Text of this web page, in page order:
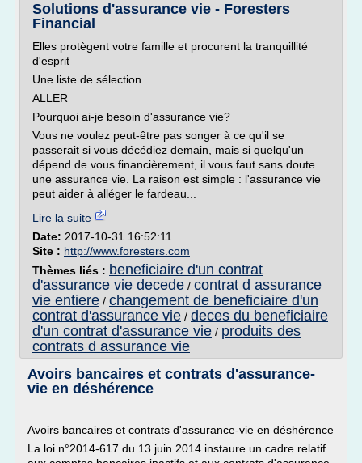
Solutions d'assurance vie - Foresters
Financial
Elles protègent votre famille et procurent la tranquillité
d'esprit
Une liste de sélection
ALLER
Pourquoi ai-je besoin d'assurance vie?
Vous ne voulez peut-être pas songer à ce qu'il se
passerait si vous décédiez demain, mais si quelqu'un
dépend de vous financièrement, il vous faut sans doute
une assurance vie. La raison est simple : l'assurance vie
peut aider à alléger le fardeau...
Lire la suite
Date: 2017-10-31 16:52:11
Site : http://www.foresters.com
Thèmes liés : beneficiaire d'un contrat
d'assurance vie decede / contrat d assurance
vie entiere / changement de beneficiaire d'un
contrat d'assurance vie / deces du beneficiaire
d'un contrat d'assurance vie / produits des
contrats d assurance vie
Avoirs bancaires et contrats d'assurance-
vie en déshérence
Avoirs bancaires et contrats d'assurance-vie en déshérence
La loi n°2014-617 du 13 juin 2014 instaure un cadre relatif